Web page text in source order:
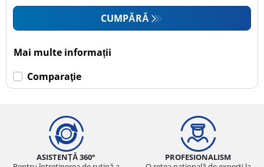
CUMPĂRĂ
Mai multe informații
Comparaţie
ASISTENȚĂ 360°
PROFESIONALISM